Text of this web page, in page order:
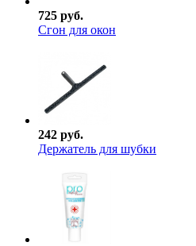
725 руб.
Сгон для окон
242 руб.
Держатель для шубки